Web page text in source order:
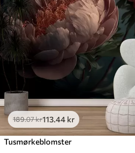
189.07kr113 .44 kr
Tusmørkeblomster